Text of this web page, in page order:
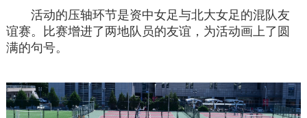
活动的压轴环节是资中女足与北大女足的混队友
谊赛。比赛增进了两地队员的友谊，为活动画上了圆
满的句号。